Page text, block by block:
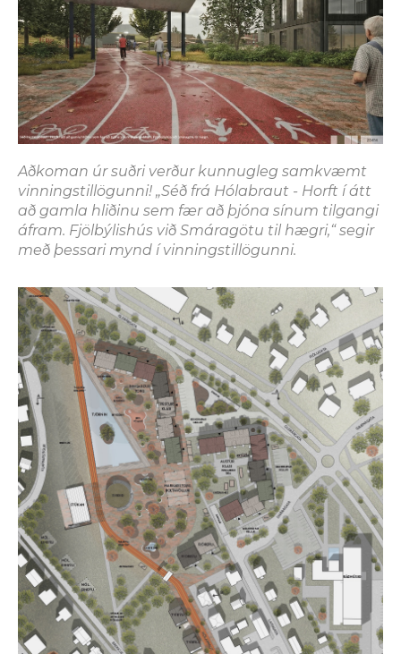
Aðkoman úr suðri verður kunnugleg samkvæmt
vinningstillögunni! „Séð frá Hólabraut - Horft í átt
að gamla hliðinu sem fær að þjóna sínum tilgangi
áfram. Fjölbýlishús við Smáragötu til hægri,“ segir
með þessari mynd í vinningstillögunni.